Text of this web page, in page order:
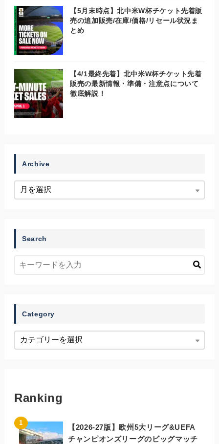
【5月末時点】北中米W杯チケット先着販
売の追加販売/在庫/価格/リセール状況ま
とめ
【4/1最終先着】北中米W杯チケット先着
販売の最新情報・準備・注意点について
徹底解説！
Archive
Search
Category
Ranking
【2026-27版】欧州5大リーグ&UEFA
チャンピオンズリーグのビッグマッチ